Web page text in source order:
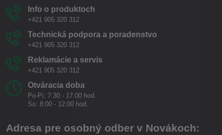
Info o produktoch
+421 905 320 312
Technická podpora a poradenstvo
+421 905 320 312
Reklamácie a servis
+421 905 320 312
Otváracia doba
Po-Pi: 7:30 - 17:00 hod.
So: 8:00 - 12:00 hod.
Adresa pre osobný odber v Novákoch: